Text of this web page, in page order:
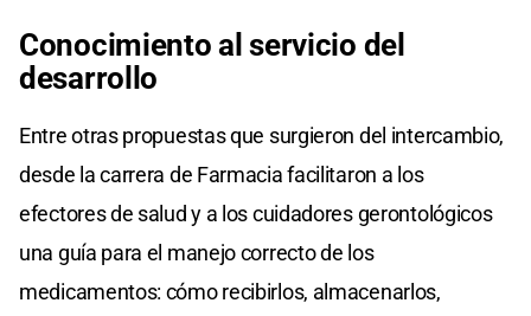
Conocimiento al servicio del
desarrollo
Entre otras propuestas que surgieron del intercambio,
desde la carrera de Farmacia facilitaron a los
efectores de salud y a los cuidadores gerontológicos
una guía para el manejo correcto de los
medicamentos: cómo recibirlos, almacenarlos,